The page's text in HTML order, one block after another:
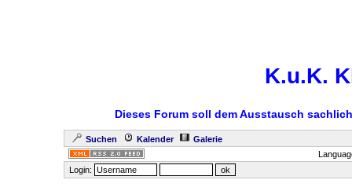
K.u.K.
Dieses Forum soll dem Ausstausch
Suchen Kalender
Galerie
Login: